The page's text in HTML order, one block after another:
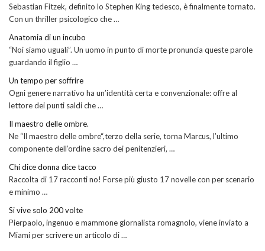
Sebastian Fitzek, definito lo Stephen King tedesco, è finalmente tornato.
Con un thriller psicologico che …
Anatomia di un incubo
“Noi siamo uguali”. Un uomo in punto di morte pronuncia queste parole
guardando il figlio …
Un tempo per soffrire
Ogni genere narrativo ha un’identità certa e convenzionale: offre al
lettore dei punti saldi che …
Il maestro delle ombre.
Ne “Il maestro delle ombre“,terzo della serie, torna Marcus, l’ultimo
componente dell’ordine sacro dei penitenzieri, …
Chi dice donna dice tacco
Raccolta di 17 racconti no! Forse più giusto 17 novelle con per scenario
e minimo …
Si vive solo 200 volte
Pierpaolo, ingenuo e mammone giornalista romagnolo, viene inviato a
Miami per scrivere un articolo di …